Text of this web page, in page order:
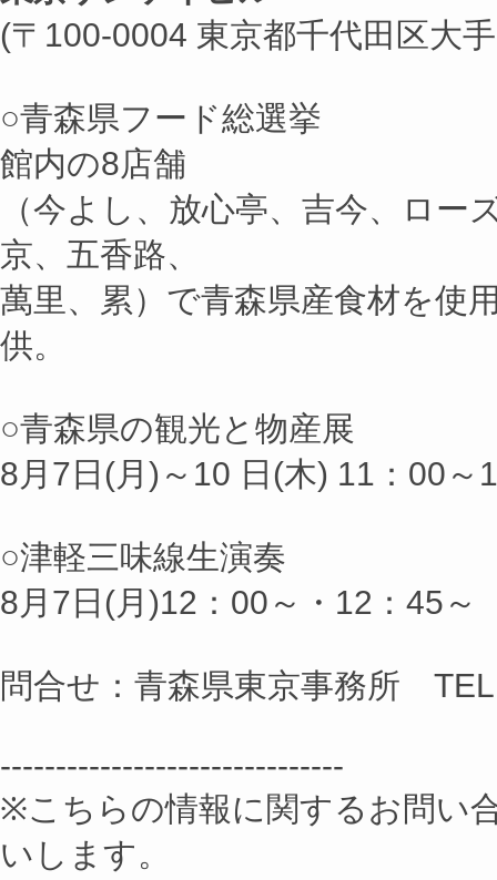
(〒100-0004 東京都千代田区大
○青森県フード総選挙
館内の8店舗
（今よし、放心亭、吉今、ロー
京、五香路、
萬里、累）で青森県産食材を使
供。
○青森県の観光と物産展
8月7日(月)～10 日(木) 11：00～
○津軽三味線生演奏
8月7日(月)12：00～・12：45～
問合せ：青森県東京事務所
-------------------------------
※こちらの情報に関するお問い
いします。